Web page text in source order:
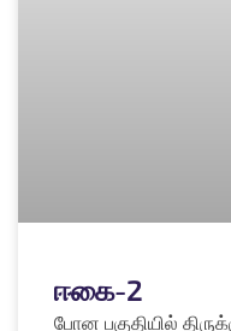
ஈகை-2
போன பகுதியில்